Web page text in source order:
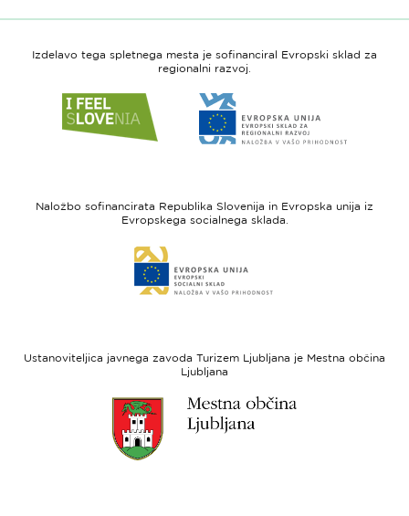
Izdelavo tega spletnega mesta je sofinanciral Evropski sklad za
regionalni razvoj.
do
spletne
Slovenia
do
spletne
-
regionalni
Naložbo sofinancirata Republika Slovenija in Evropska unija iz
Evropskega socialnega sklada.
do
spletne
sklad
Ustanoviteljica javnega zavoda Turizem Ljubljana je Mestna občina
Ljubljana